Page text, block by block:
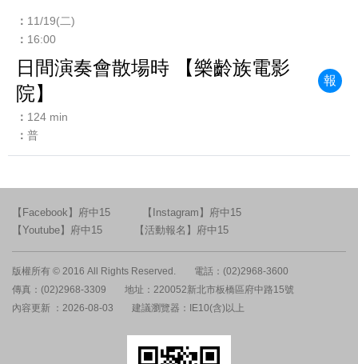
11/19(二)
16:00
日間演奏會散場時 【樂齡族電影
院】
報
124 min
普
【Facebook】府中15
【Instagram】府中15
【Youtube】府中15
【活動報名】府中15
版權所有 © 2016 All Rights Reserved.
電話：(02)2968-3600
傳真：(02)2968-3309
地址：220052新北市板橋區府中路15號
內容更新 ：2026-08-03
建議瀏覽器：IE10(含)以上